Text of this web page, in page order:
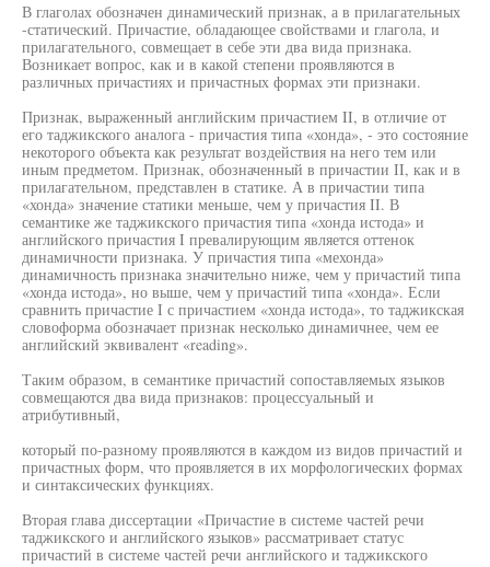
В глаголах обозначен динамический признак, а в прилагательных
-статический. Причастие, обладающее свойствами и глагола, и
прилагательного, совмещает в себе эти два вида признака.
Возникает вопрос, как и в какой степени проявляются в
различных причастиях и причастных формах эти признаки.
Признак, выраженный английским причастием II, в отличие от
его таджикского аналога - причастия типа «хонда», - это состояние
некоторого объекта как результат воздействия на него тем или
иным предметом. Признак, обозначенный в причастии II, как и в
прилагательном, представлен в статике. А в причастии типа
«хонда» значение статики меньше, чем у причастия II. В
семантике же таджикского причастия типа «хонда истода» и
английского причастия I превалирующим является оттенок
динамичности признака. У причастия типа «мехонда»
динамичность признака значительно ниже, чем у причастий типа
«хонда истода», но выше, чем у причастий типа «хонда». Если
сравнить причастие I с причастием «хонда истода», то таджикская
словоформа обозначает признак несколько динамичнее, чем ее
английский эквивалент «reading».
Таким образом, в семантике причастий сопоставляемых языков
совмещаются два вида признаков: процессуальный и
атрибутивный,
который по-разному проявляются в каждом из видов причастий и
причастных форм, что проявляется в их морфологических формах
и синтаксических функциях.
Вторая глава диссертации «Причастие в системе частей речи
таджикского и английского языков» рассматривает статус
причастий в системе частей речи английского и таджикского